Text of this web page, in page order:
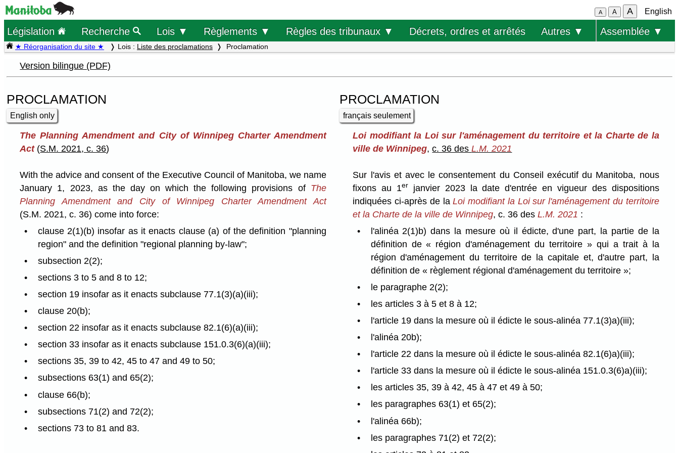
A A A English
Législation Recherche Lois ▼ Règlements ▼ Règles des tribunaux ▼ Décrets, ordres et arrêtés Autres ▼ Assemblée ▼
★ Réorganisation du site ★ Lois : Liste des proclamations Proclamation
Version bilingue (PDF)
PROCLAMATION
English only
PROCLAMATION
français seulement
The Planning Amendment and City of Winnipeg Charter Amendment
Act(S.M. 2021, c. 36)
Loi modifiant la Loi sur l'aménagement du territoire et la Charte de la
ville de Winnipeg,c. 36 desL.M. 2021
With the advice and consent of the Executive Council of Manitoba, we name
January 1, 2023, as the day on which the following provisions of The
Planning Amendment and City of Winnipeg Charter Amendment Act
(S.M. 2021, c. 36) come into force:
clause 2(1)(b) insofar as it enacts clause (a) of the definition "planning
region" and the definition "regional planning by-law";
subsection 2(2);
sections 3 to 5 and 8 to 12;
section 19 insofar as it enacts subclause 77.1(3)(a)(iii);
clause 20(b);
section 22 insofar as it enacts subclause 82.1(6)(a)(iii);
section 33 insofar as it enacts subclause 151.0.3(6)(a)(iii);
sections 35, 39 to 42, 45 to 47 and 49 to 50;
subsections 63(1) and 65(2);
clause 66(b);
subsections 71(2) and 72(2);
sections 73 to 81 and 83.
Sur l'avis et avec le consentement du Conseil exécutif du Manitoba, nous
fixons au 1er
janvier 2023 la date d'entrée en vigueur des dispositions
indiquées ci-après de laLoi modifiant la Loi sur l'aménagement du territoire
et la Charte de la ville de Winnipeg, c. 36 desL.M. 2021 :
l'alinéa 2(1)b) dans la mesure où il édicte, d'une part, la partie de la
définition de « région d'aménagement du territoire » qui a trait à la
région d'aménagement du territoire de la capitale et, d'autre part, la
définition de « règlement régional d'aménagement du territoire »;
le paragraphe 2(2);
les articles 3 à 5 et 8 à 12;
l'article 19 dans la mesure où il édicte le sous-alinéa 77.1(3)a)(iii);
l'alinéa 20b);
l'article 22 dans la mesure où il édicte le sous-alinéa 82.1(6)a)(iii);
l'article 33 dans la mesure où il édicte le sous-alinéa 151.0.3(6)a)(iii);
les articles 35, 39 à 42, 45 à 47 et 49 à 50;
les paragraphes 63(1) et 65(2);
l'alinéa 66b);
les paragraphes 71(2) et 72(2);